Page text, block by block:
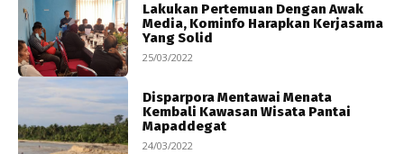
Lakukan Pertemuan Dengan Awak
Media, Kominfo Harapkan Kerjasama
Yang Solid
25/03/2022
Disparpora Mentawai Menata
Kembali Kawasan Wisata Pantai
Mapaddegat
24/03/2022